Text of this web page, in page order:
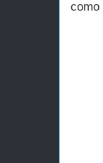
como